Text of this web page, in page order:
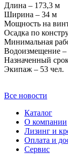
Длина – 173,3 м
Ширина – 34 м
Мощность на
Осадка по
Минимальная
Водоизмещение –
Назначенный
Экипаж – 53 чел.
Все новости
Каталог
О компании
Лизинг и
Оплата и
Сервис